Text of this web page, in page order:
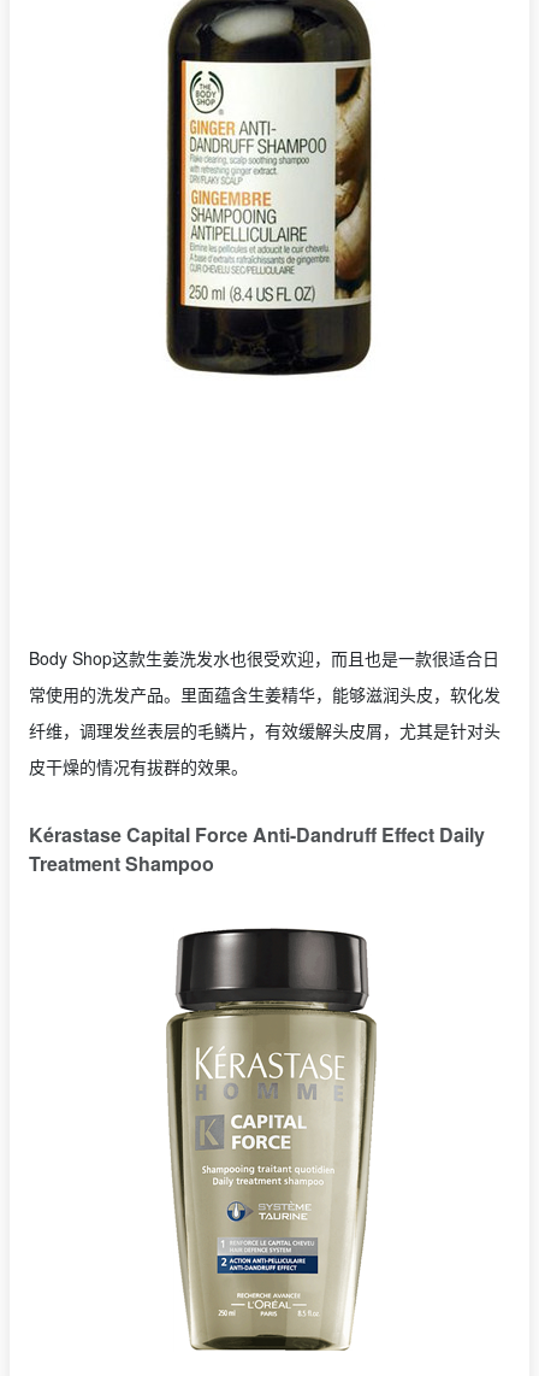
Body Shop这款生姜洗发水也很受欢迎，而且也是一款很适合日
常使用的洗发产品。里面蕴含生姜精华，能够滋润头皮，软化发
纤维，调理发丝表层的毛鳞片，有效缓解头皮屑，尤其是针对头
皮干燥的情况有拔群的效果。
Kérastase Capital Force Anti-Dandruff Effect Daily
Treatment Shampoo